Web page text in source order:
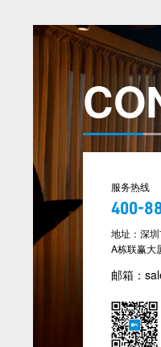
服务热线
400-
地址：深
A栋联赢大
邮箱：